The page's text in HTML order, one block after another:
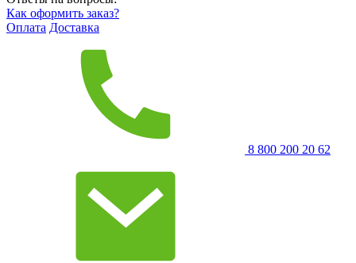
Как оформить заказ?
Оплата Доставка
8 800 200 20 62